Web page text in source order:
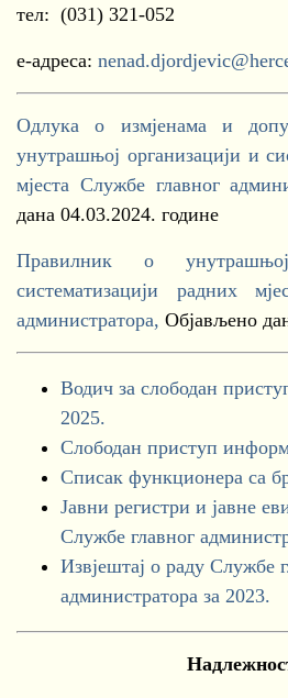
тел: (031) 321-052
е-адреса:
Одлука о измјенама и
унутрашњој организацији и
мјеста Службе главног
дана 04.03.2024. године
Правилник о
систематизацији радних
администратора, Oбјављено
Водич за слободан
2025.
Слободан приступ
Списак функционера са
Јавни регистри и јавне
Службе главног
Извјештај о раду Службе
администратора за 2023.